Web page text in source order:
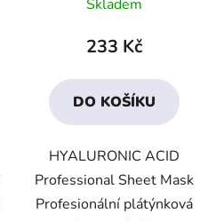
hodnocení
produktu
4,7
z
hvězdiček.
Skladem
233 Kč
DO KOŠÍKU
HYALURONIC ACID
Professional Sheet Mask
Profesionální plátýnková